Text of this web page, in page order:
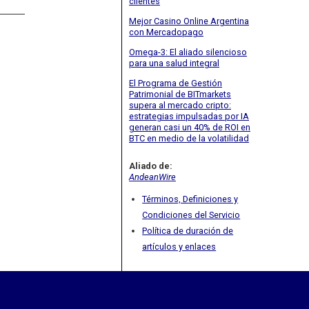
Mejor Casino Online Argentina
con Mercadopago
Omega-3: El aliado silencioso
para una salud integral
El Programa de Gestión
Patrimonial de BITmarkets
supera al mercado cripto:
estrategias impulsadas por IA
generan casi un 40% de ROI en
BTC en medio de la volatilidad
Aliado de:
AndeanWire
Términos, Definiciones y
Condiciones del Servicio
Política de duración de
artículos y enlaces